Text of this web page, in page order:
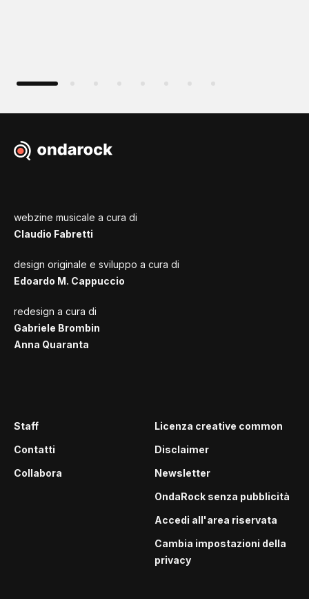
webzine musicale a cura di
Claudio Fabretti
design originale e sviluppo a cura di
Edoardo M. Cappuccio
redesign a cura di
Gabriele Brombin
Anna Quaranta
Staff
Contatti
Collabora
Licenza creative common
Disclaimer
Newsletter
OndaRock senza pubblicità
Accedi all'area riservata
Cambia impostazioni della
privacy